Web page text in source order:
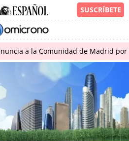
a la Comunidad de Madrid